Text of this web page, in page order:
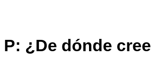
P: ¿De dónde